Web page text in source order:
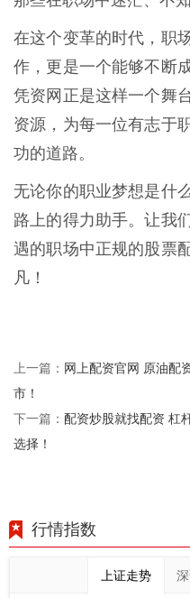
在这个变革的时代，职
作，更是一个能够不断
凭资网正是这样一个舞
资源，为每一位有志于
功的道路。
无论你的职业梦想是什
路上的得力助手。让我
遇的职场中正规的股票
凡！
上一篇： 网上配资官网 原油配
市！
下一篇： 配资炒股就找配资 杠
选择！
行情指数
上证走势